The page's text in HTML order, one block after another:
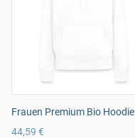
Frauen Premium Bio Hoodie
44,59 €